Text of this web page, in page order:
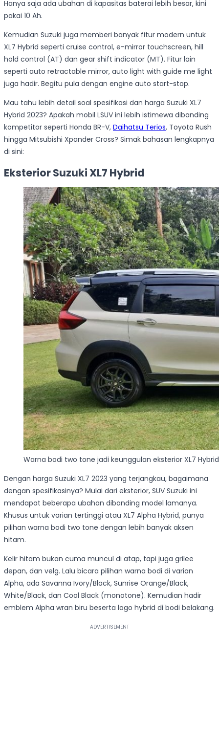
Hanya saja ada ubahan di kapasitas baterai lebih besar, kini
pakai 10 Ah.
Kemudian Suzuki juga memberi banyak fitur modern untuk
XL7 Hybrid seperti cruise control, e-mirror touchscreen, hill
hold control (AT) dan gear shift indicator (MT). Fitur lain
seperti auto retractable mirror, auto light with guide me light
juga hadir. Begitu pula dengan engine auto start-stop.
Mau tahu lebih detail soal spesifikasi dan harga Suzuki XL7
Hybrid 2023? Apakah mobil LSUV ini lebih istimewa dibanding
kompetitor seperti Honda BR-V, Daihatsu Terios, Toyota Rush
hingga Mitsubishi Xpander Cross? Simak bahasan lengkapnya
di sini:
Eksterior Suzuki XL7 Hybrid
Warna bodi two tone jadi keunggulan eksterior XL7 Hybrid
Dengan harga Suzuki XL7 2023 yang terjangkau, bagaimana
dengan spesifikasinya? Mulai dari eksterior, SUV Suzuki ini
mendapat beberapa ubahan dibanding model lamanya.
Khusus untuk varian tertinggi atau XL7 Alpha Hybrid, punya
pilihan warna bodi two tone dengan lebih banyak aksen
hitam.
Kelir hitam bukan cuma muncul di atap, tapi juga grilee
depan, dan velg. Lalu bicara pilihan warna bodi di varian
Alpha, ada Savanna Ivory/Black, Sunrise Orange/Black,
White/Black, dan Cool Black (monotone). Kemudian hadir
emblem Alpha wran biru beserta logo hybrid di bodi belakang.